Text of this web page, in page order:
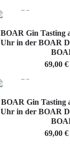
BOAR Gin Tasting
Uhr in der BOAR
69,00 €
BOAR Gin Tasting
Uhr in der BOAR
69,00 €